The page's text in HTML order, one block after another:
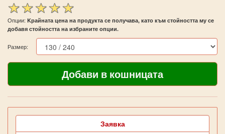
Опции: Kрайната цена на продукта се получава, като към стойността му се
добавя стойността на избраните опции.
Размер:
Заявка